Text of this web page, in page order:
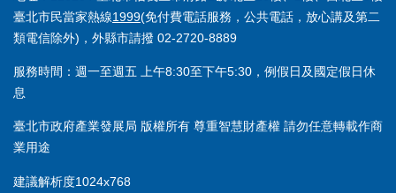
臺北市民當家熱線1999(免付費電話服務，公共電話，放心講及第二
類電信除外)，外縣市請撥 02-2720-8889
服務時間：週一至週五 上午8:30至下午5:30，例假日及國定假日休
息
臺北市政府產業發展局 版權所有 尊重智慧財產權 請勿任意轉載作商
業用途
建議解析度1024x768